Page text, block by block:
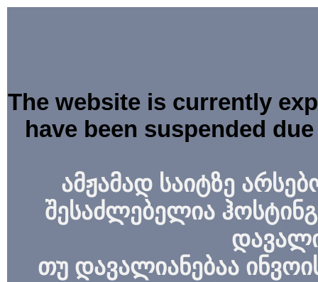
The website is currently
have been suspended
ამჟამად საიტზე
შესაძლებელია
თუ დავალიანებაა